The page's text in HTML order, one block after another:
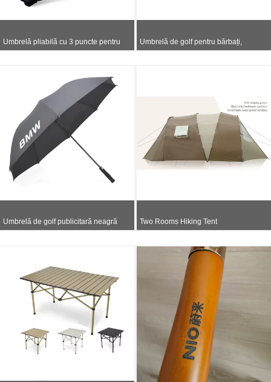
Umbrelă pliabilă cu 3 puncte pentru
femei
Umbrelă de golf pentru bărbați,
deschisă manual
Umbrelă de golf publicitară neagră Two Rooms Hiking Tent